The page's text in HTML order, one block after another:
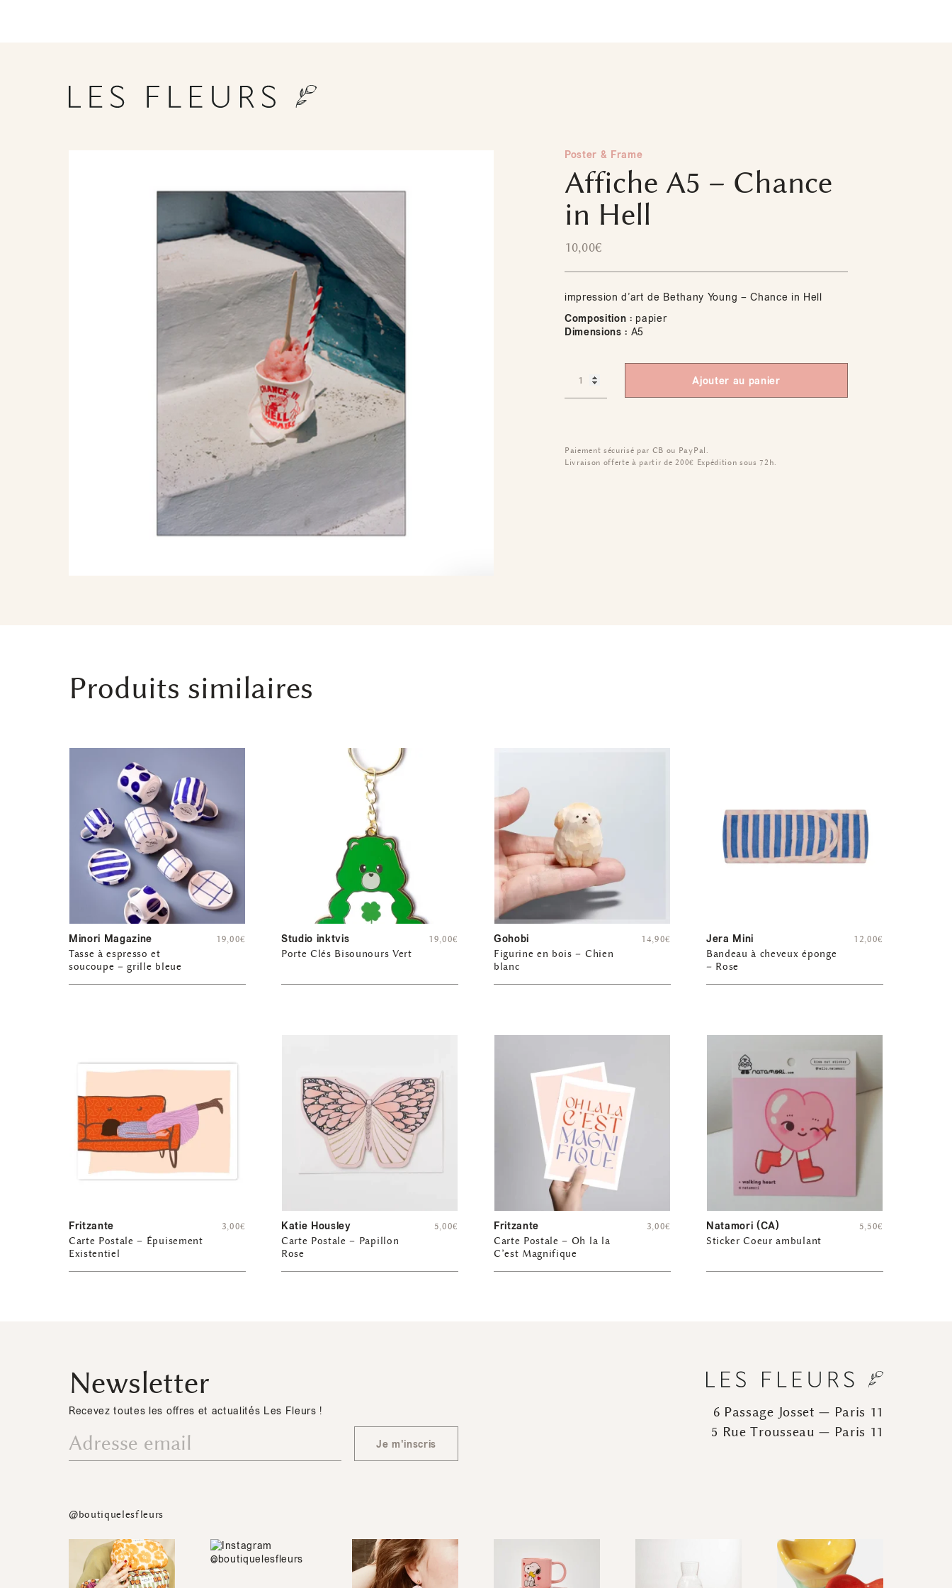
Poster & Frame
Affiche A5 – Chance
in Hell
10,00€
impression d’art de Bethany Young – Chance in Hell
Composition : papier
Dimensions : A5
Ajouter au panier
Paiement sécurisé par CB ou PayPal.
Livraison offerte à partir de 200€ Expédition sous 72h.
Produits similaires
Minori Magazine
Tasse à espresso et
soucoupe – grille bleue
19,00€ Studio inktvis
Porte Clés Bisounours Vert
19,00€ Gohobi
Figurine en bois – Chien
blanc
14,90€ Jera Mini
Bandeau à cheveux éponge
– Rose
12,00€
Fritzante
Carte Postale – Épuisement
Existentiel
3,00€ Katie Housley
Carte Postale – Papillon
Rose
5,00€ Fritzante
Carte Postale – Oh la la
C’est Magnifique
3,00€ Natamori (CA)
Sticker Coeur ambulant
5,50€
Newsletter
Recevez toutes les offres et actualités Les Fleurs !
Je m'inscris
6 Passage Josset — Paris 11
5 Rue Trousseau — Paris 11
@boutiquelesfleurs